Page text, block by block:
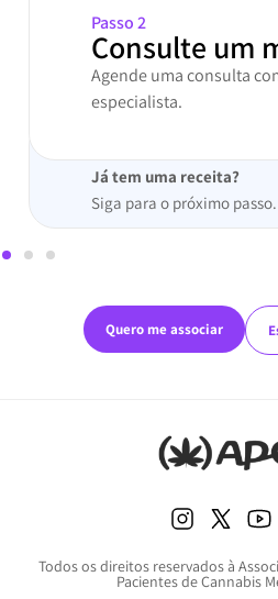
Passo 2
Consulte um
Agende uma consulta
especialista.
Já tem uma receita?
Siga para o próximo passo.
Quero me associar
Todos os direitos reservados à
Pacientes de Cannabis